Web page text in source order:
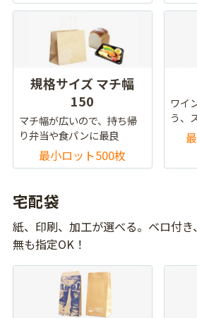
規格サイズ マチ幅
150
マチ幅が広いので、持ち帰
り弁当や食パンに最良
最小ロット500枚
ワイ
う、
宅配袋
紙、印刷、加工が選べる。ベロ付
無も指定OK！